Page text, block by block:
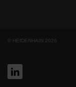
© HEIDENHAIN 2026